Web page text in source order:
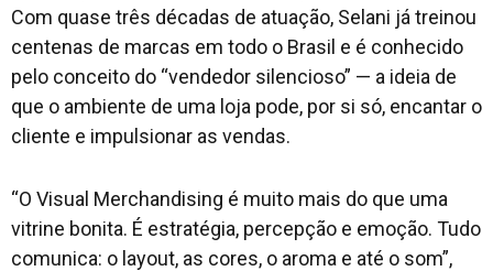
Com quase três décadas de atuação, Selani já treinou
centenas de marcas em todo o Brasil e é conhecido
pelo conceito do “vendedor silencioso” — a ideia de
que o ambiente de uma loja pode, por si só, encantar o
cliente e impulsionar as vendas.
“O Visual Merchandising é muito mais do que uma
vitrine bonita. É estratégia, percepção e emoção. Tudo
comunica: o layout, as cores, o aroma e até o som”,